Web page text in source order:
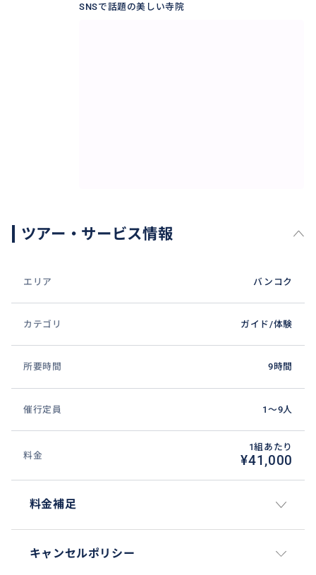
SNSで話題の美しい寺院
ツアー・サービス情報
エリア バンコク
カテゴリ ガイド/体験
所要時間 9時間
催行定員 1〜9人
料金
1組あたり
¥41,000
料金補足
キャンセルポリシー